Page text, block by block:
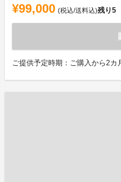
¥99,000 (税込/送料込)残り5
ご提供予定時期：ご購入から2カ